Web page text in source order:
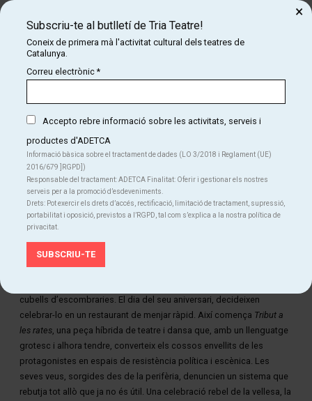
Diapositiva 2 de 5
cubells d’escombraries. El dia del seu aniversari, decideixen
celebrar-lo en un restaurant de menjar ràpid. Així comença Tribut a
les rates, una peça híbrida de teatre i dansa que, amb un llenguatge
grotesc i alhora tendre, converteix els cossos envellits de les
protagonistes en espais de resistència política i escènica. Les
seves veus, sorgides des de la perifèria, denuncien un sistema que
rebutja tot allò que ja no és útil. Una celebració rebel de la vellesa, la
Subscriu-te al butlletí de Tria Teatre!
Coneix de primera mà l'activitat cultural dels teatres de
Catalunya.
Correu electrònic*
Accepto rebre informació sobre les activitats, serveis i
productes d'ADETCA
Informació bàsica sobre el tractament de dades (LO 3/2018 i Reglament (UE)
2016/679 ]RGPD])
Responsable del tractament: ADETCA Finalitat: Oferir i gestionar els nostres
serveis per a la promoció d’esdeveniments.
Drets: Pot exercir els drets d’accés, rectificació, limitació de tractament, supressió,
portabilitat i oposició, previstos a l’RGPD, tal com s’explica a la nostra política de
privacitat.
×